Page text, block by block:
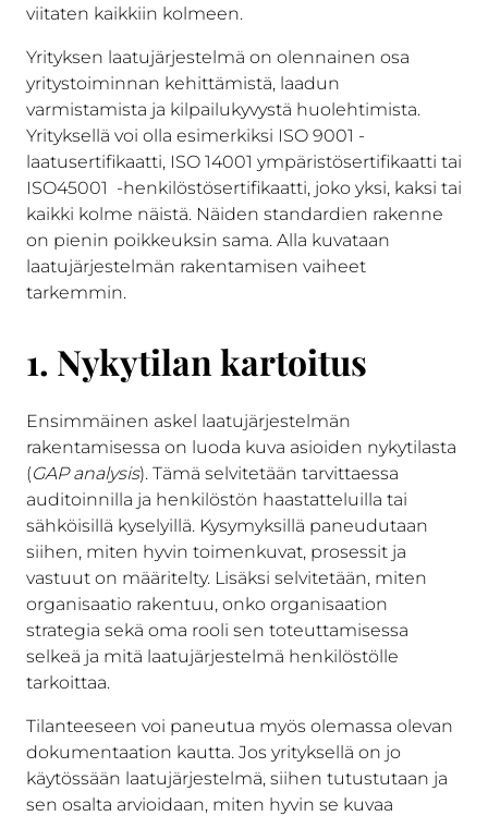
viitaten kaikkiin kolmeen.
Yrityksen laatujärjestelmä on olennainen osa
yritystoiminnan kehittämistä, laadun
varmistamista ja kilpailukyvystä huolehtimista.
Yrityksellä voi olla esimerkiksi ISO 9001 -
laatusertifikaatti, ISO 14001 ympäristösertifikaatti tai
ISO45001 -henkilöstösertifikaatti, joko yksi, kaksi tai
kaikki kolme näistä. Näiden standardien rakenne
on pienin poikkeuksin sama. Alla kuvataan
laatujärjestelmän rakentamisen vaiheet
tarkemmin.
1. Nykytilan kartoitus
Ensimmäinen askel laatujärjestelmän
rakentamisessa on luoda kuva asioiden nykytilasta
(GAP analysis). Tämä selvitetään tarvittaessa
auditoinnilla ja henkilöstön haastatteluilla tai
sähköisillä kyselyillä. Kysymyksillä paneudutaan
siihen, miten hyvin toimenkuvat, prosessit ja
vastuut on määritelty. Lisäksi selvitetään, miten
organisaatio rakentuu, onko organisaation
strategia sekä oma rooli sen toteuttamisessa
selkeä ja mitä laatujärjestelmä henkilöstölle
tarkoittaa.
Tilanteeseen voi paneutua myös olemassa olevan
dokumentaation kautta. Jos yrityksellä on jo
käytössään laatujärjestelmä, siihen tutustutaan ja
sen osalta arvioidaan, miten hyvin se kuvaa